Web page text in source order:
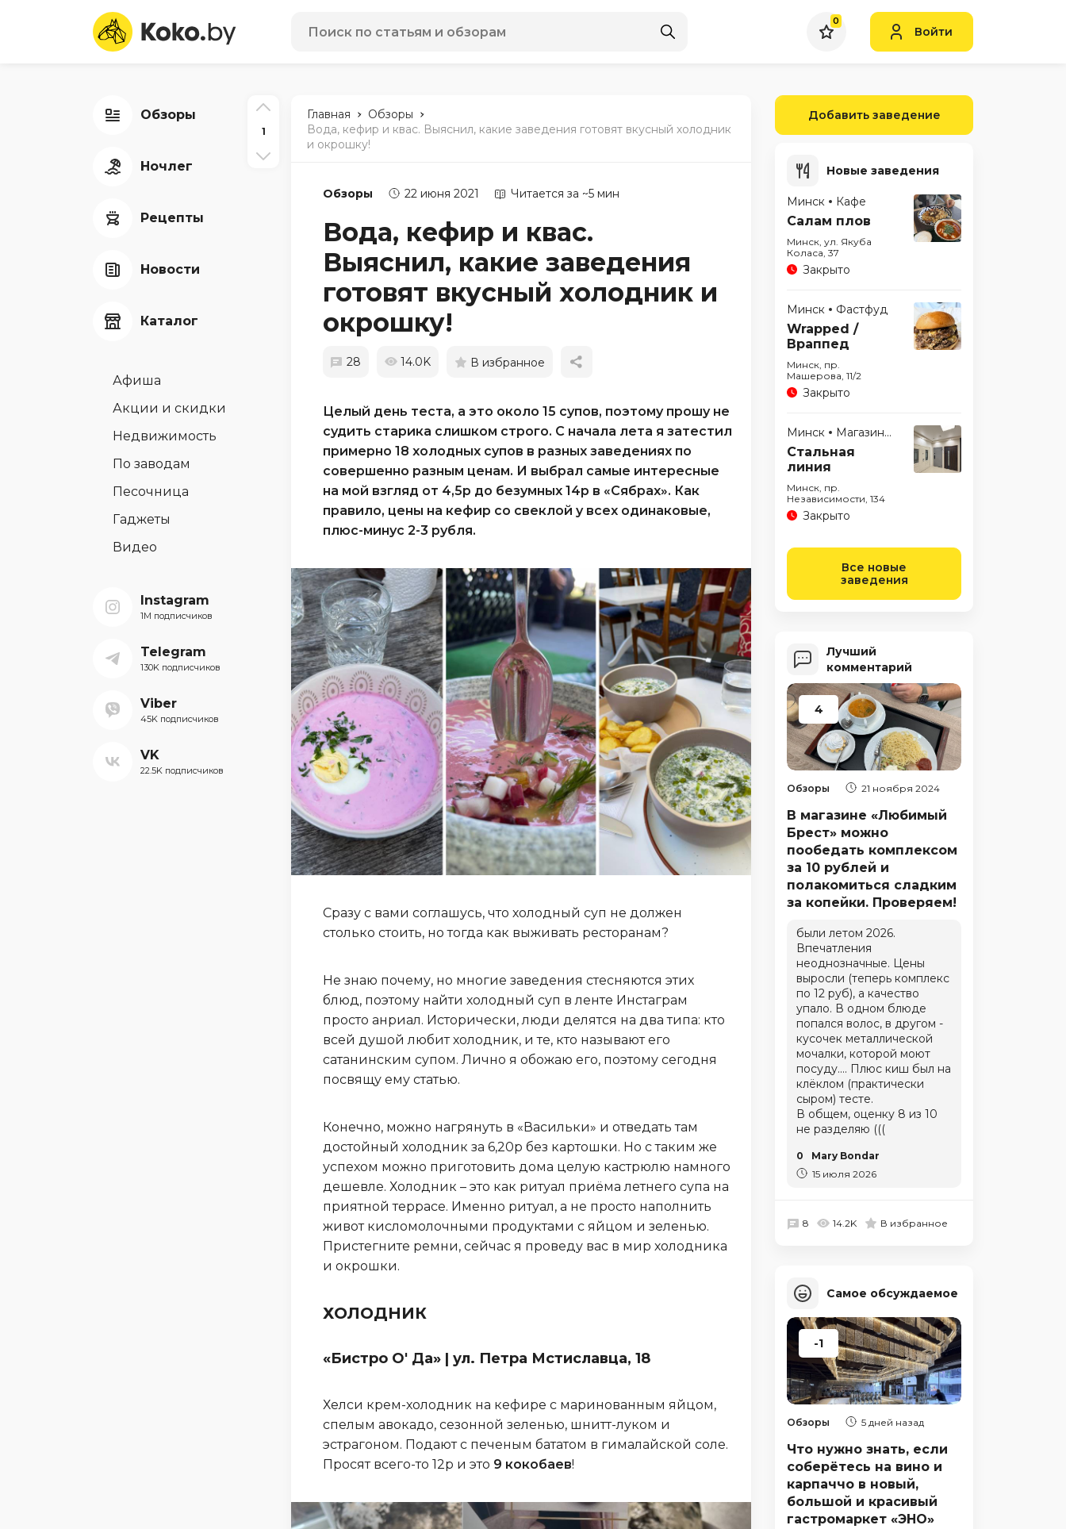
0
Войти
Обзоры
Ночлег
Рецепты
Новости
Каталог
Афиша
Акции и скидки
Недвижимость
По заводам
Песочница
Гаджеты
Видео
Instagram
1M подписчиков
Telegram
130K подписчиков
Viber
45K подписчиков
VK
22.5K подписчиков
1
Главная - Обзоры -
Вода, кефир и квас. Выяснил, какие заведения готовят вкусный холодник
и окрошку!
Обзоры 22 июня 2021 Читается за ~5 мин
Вода, кефир и квас.
Выяснил, какие заведения
готовят вкусный холодник и
окрошку!
28 14.0K В избранное
Целый день теста, а это около 15 супов, поэтому прошу не
судить старика слишком строго. С начала лета я затестил
примерно 18 холодных супов в разных заведениях по
совершенно разным ценам. И выбрал самые интересные
на мой взгляд от 4,5р до безумных 14р в «Сябрах». Как
правило, цены на кефир со свеклой у всех одинаковые,
плюс-минус 2-3 рубля.
Сразу с вами соглашусь, что холодный суп не должен
столько стоить, но тогда как выживать ресторанам?
Не знаю почему, но многие заведения стесняются этих
блюд, поэтому найти холодный суп в ленте Инстаграм
просто анриал. Исторически, люди делятся на два типа: кто
всей душой любит холодник, и те, кто называют его
сатанинским супом. Лично я обожаю его, поэтому сегодня
посвящу ему статью.
Конечно, можно нагрянуть в «Васильки» и отведать там
достойный холодник за 6,20р без картошки. Но с таким же
успехом можно приготовить дома целую кастрюлю намного
дешевле. Холодник – это как ритуал приёма летнего супа на
приятной террасе. Именно ритуал, а не просто наполнить
живот кисломолочными продуктами с яйцом и зеленью.
Пристегните ремни, сейчас я проведу вас в мир холодника
и окрошки.
ХОЛОДНИК
«Бистро О' Да» | ул. Петра Мстиславца, 18
Хелси крем-холодник на кефире с маринованным яйцом,
спелым авокадо, сезонной зеленью, шнитт-луком и
эстрагоном. Подают с печеным бататом в гималайской соле.
Просят всего-то 12р и это 9 кокобаев!
Добавить заведение
Новые заведения
Минск Кафе
Салам плов
Минск, ул. Якуба
Коласа, 37
Закрыто
Минск Фастфуд
Wrapped /
Враппед
Минск, пр.
Машерова, 11/2
Закрыто
Минск Магазины
Стальная
линия
Минск, пр.
Независимости, 134
Закрыто
Все новые
заведения
Лучший
комментарий
4
Обзоры 21 ноября 2024
В магазине «Любимый
Брест» можно
пообедать комплексом
за 10 рублей и
полакомиться сладким
за копейки. Проверяем!
были летом 2026.
Впечатления
неоднозначные. Цены
выросли (теперь комплекс
по 12 руб), а качество
упало. В одном блюде
попался волос, в другом -
кусочек металлической
мочалки, которой моют
посуду.... Плюс киш был на
клёклом (практически
сыром) тесте.
В общем, оценку 8 из 10
не разделяю (((
0
Mary Bondar
15 июля 2026
8 14.2K В избранное
Самое обсуждаемое
-1
Обзоры 5 дней назад
Что нужно знать, если
соберётесь на вино и
карпаччо в новый,
большой и красивый
гастромаркет «ЭНО»